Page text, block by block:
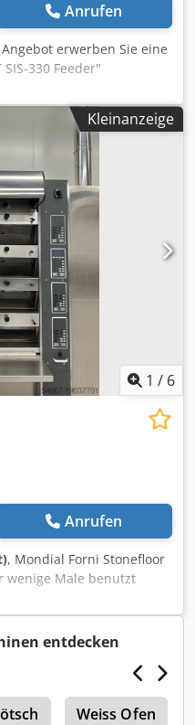
Anrufen
erwerben Sie eine
330 Feeder"
330 Feeder Zustand: Es
um ein gebrauchtes
Gebrauchsspuren
aufweisen kann.
können Sie sich das Gerät
Vereinbaren Sie
Asr D Nw Rokvjrf Eine
Versand auf Anfrage
können Sie sich
in Verbindung setzen.
Kleinanzeige
1 / 6
Anrufen
, Mondial Forni Stonefloor
wenige Male benutzt
entdecken
Weiss Ofen